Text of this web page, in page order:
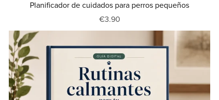
Planificador de cuidados para perros pequeños
€3.90